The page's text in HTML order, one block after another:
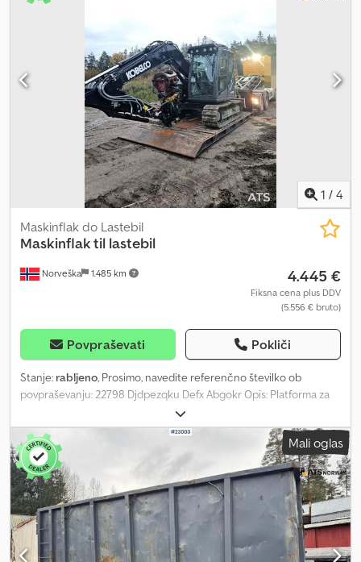
podatki Dsdszmv I Uopfx Abgekr Skupna dovoljena masa (PBT):
dolžina: 781 cm Dolžina med zaklepi: 580 cm Dolžina od spredaj do
sprednjega zaklepa: 100 cm Dolžina od zadnjega zaklepa do vrat:
100 cm Notranje dimenzije: Dolžina: 772 cm Širina: 247 cm Višina:
304 cm Kapaciteta: 19 EPAL Odlično stanje.
1 / 4
Norveška 1.485 km
Maskinflak do Lastebil
Maskinflak til lastebil
4.445 €
Fiksna cena plus DDV
(5.556 € bruto)
Povpraševati Pokliči
Stanje: rabljeno, Prosimo, navedite referenčno številko ob
povpraševanju: 22798 Djdpezqku Defx Abgokr Opis: Platforma za
stroje z več pritrdilnimi točkami. Ni primerna za tovornjake s
kavljem, temveč za vozila z jeklenico/vitlom. Pripravljen za dostavo.
Lastna teža: 11 Model: Platforma za stroje z več pritrdilnimi točkami
= Dodatne informacije = Novo: Ne Namen: Prevoz blaga Za več
informacij kontaktirajte ATS Norway.
Mali oglas